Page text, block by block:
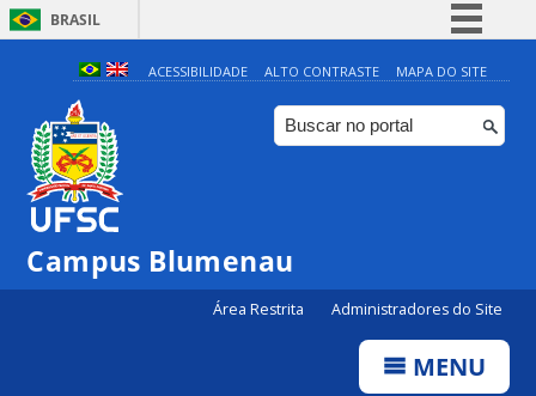
BRASIL
Simplifique!
Comunica BR
Participe
ACESSIBILIDADE ALTO CONTRASTE MAPA DO SITE
Campus Blumenau
Área Restrita Administradores do Site
MENU